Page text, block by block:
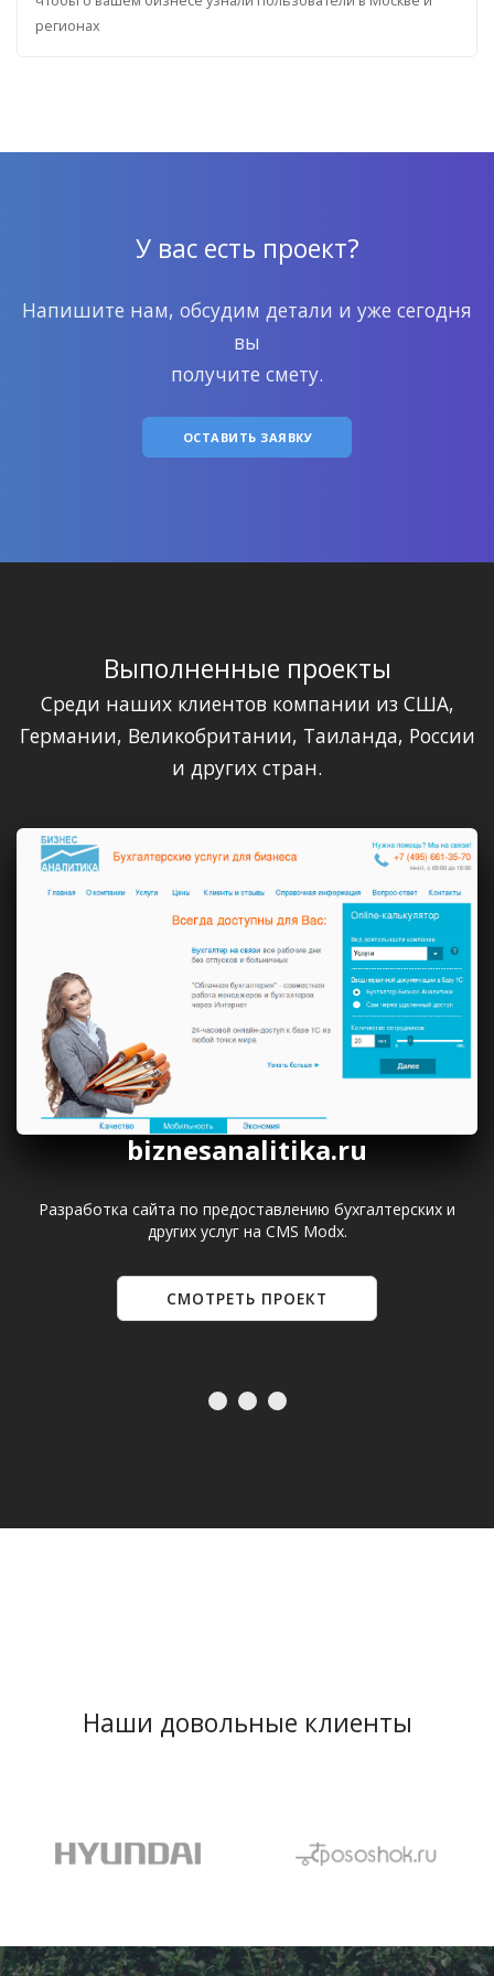
регионах
У вас есть проект?
Напишите нам, обсудим детали и уже сегодня
вы
получите смету.
ОСТАВИТЬ ЗАЯВКУ
Выполненные проекты
Среди наших клиентов компании из США,
Германии, Великобритании, Таиланда, России
и других стран.
biznesanalitika.ru
Разработка сайта по предоставлению бухгалтерских и
других услуг на CMS Modx.
СМОТРЕТЬ ПРОЕКТ
Наши довольные клиенты